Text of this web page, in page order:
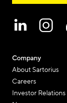
Company
About Sartorius
Careers
Investor Relations